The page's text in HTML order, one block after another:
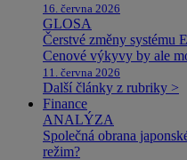
16. června 2026
GLOSA
Čerstvé změny systému
Cenové výkyvy by ale
11. června 2026
Další články z rubriky >
Finance
ANALÝZA
Společná obrana
režim?